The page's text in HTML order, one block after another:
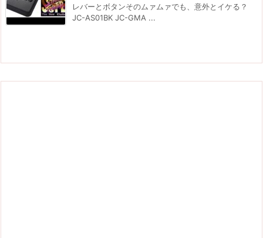
レバーとボタンそのムァムァでも、意外とイケる？
JC-AS01BK JC-GMA ...